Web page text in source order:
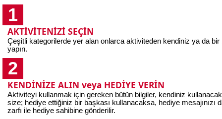
1
AKTİVİTENİZİ SEÇİN
Çeşitli kategorilerde yer alan onlarca aktiviteden kendiniz ya da bir
yapın.
2
KENDİNİZE ALIN veya HEDİYE VERİN
Aktiviteyi kullanmak için gereken bütün bilgiler, kendiniz
size; hediye ettiğiniz bir başkası kullanacaksa, hediye mesajınızı
zarfı ile hediye sahibine gönderilir.